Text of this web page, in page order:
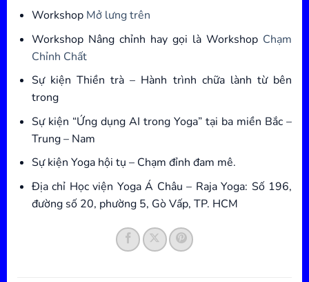
Workshop Mở lưng trên
Workshop Nâng chỉnh hay gọi là Workshop Chạm
Chỉnh Chất
Sự kiện Thiền trà – Hành trình chữa lành từ bên
trong
Sự kiện “Ứng dụng AI trong Yoga” tại ba miền Bắc –
Trung – Nam
Sự kiện Yoga hội tụ – Chạm đỉnh đam mê.
Địa chỉ Học viện Yoga Á Châu – Raja Yoga: Số 196,
đường số 20, phường 5, Gò Vấp, TP. HCM